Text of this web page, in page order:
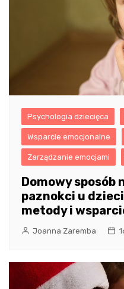
Psychologia dziecięca
Wsparcie emocjonalne
Zarządzanie emocjami
Domowy sposób
paznokci u
metody i
Joanna Zaremba